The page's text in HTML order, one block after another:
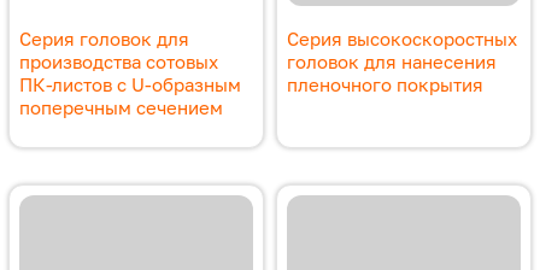
Серия головок для
производства сотовых
ПК-листов с U-образным
поперечным сечением
Серия высокоскоростных
головок для нанесения
пленочного покрытия